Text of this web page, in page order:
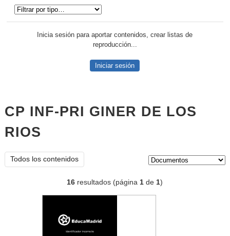
Inicia sesión para aportar contenidos, crear listas de
reproducción...
Iniciar sesión
CP INF-PRI GINER DE LOS
RIOS
Todos los contenidos
16 resultados (página1 de1)